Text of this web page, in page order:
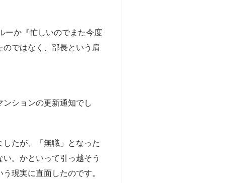
ーか『忙しいのでまた今度
ではなく、部長という肩
ションの更新通知でし
たが、「無職」となった
。かといって引っ越そう
現実に直面したのです。